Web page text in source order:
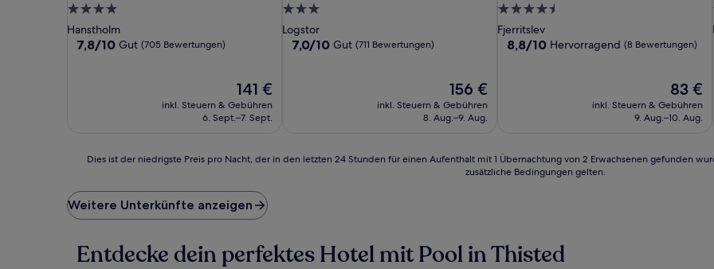
4.0-
Sterne-
Unterkunft
Hanstholm
7.8
7,8/10 Gut (705 Bewertungen)
Der
Preis
beträgt
141 €
inkl. Steuern & Gebühren
6. Sept.–7. Sept.
3.0-
Sterne-
Unterkunft
Logstor
7.0
7,0/10 Gut (711 Bewertungen)
Der
Preis
beträgt
156 €
inkl. Steuern & Gebühren
8. Aug.–9. Aug.
4.5-
Sterne-
Unterkunft
Fjerritslev
8.8
8,8/10 Hervorragend (8 Bewertungen)
Der
Preis
beträgt
83 €
inkl. Steuern & Gebühren
9. Aug.–10. Aug.
der
niedrigste
Preis
Nacht,
der
Dies ist der niedrigste Preis pro Nacht, der in den letzten 24 Stunden für einen Aufenthalt mit 1 Übernachtung von 2 Erwachsenen gefunden
zusätzliche Bedingungen gelten.
Weitere Unterkünfte anzeigen
Entdecke dein perfektes Hotel mit Pool in Thisted